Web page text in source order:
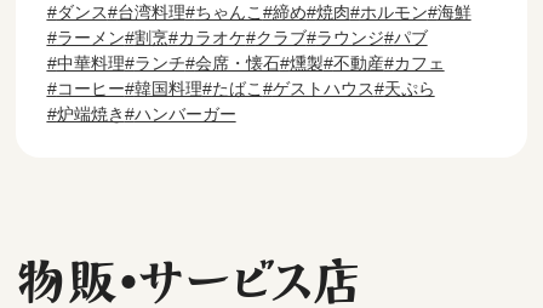
ダンス
台湾料理 ちゃんこ 締め 焼肉 ホルモン 海鮮
ラーメン 割烹 カラオケ クラブ ラウンジ パブ
中華料理 ランチ 会席・懐石 燻製 不動産 カフェ
コーヒー 韓国料理 たばこ ゲストハウス
天ぷら
炉端焼き
ハンバーガー
物販・サービス店